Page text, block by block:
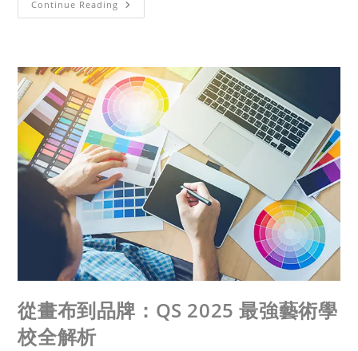
Continue Reading
從畫布到品牌：QS 2025 最強藝術學
校全解析